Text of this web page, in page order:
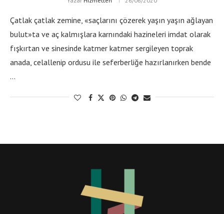
Çatlak çatlak zemine, «saçlarını çözerek yaşın yaşın ağlayan
bulut»ta ve aç kalmışlara karnındaki hazineleri imdat olarak
fışkırtan ve sinesinde katmer katmer sergileyen toprak
anada, celallenip ordusu ile seferberliğe hazırlanırken bende
…